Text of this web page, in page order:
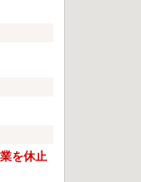
を休止